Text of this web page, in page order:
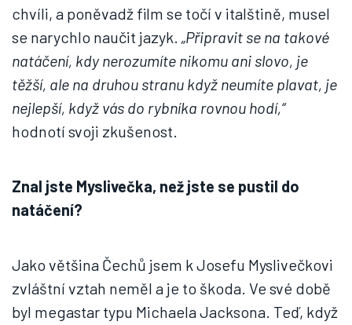
chvíli, a poněvadž film se točí v italštině, musel
se narychlo naučit jazyk. „Připravit se na takové
natáčení, kdy nerozumíte nikomu ani slovo, je
těžší, ale na druhou stranu když neumíte plavat, je
nejlepší, když vás do rybníka rovnou hodí,“
hodnotí svoji zkušenost.
Znal jste Myslivečka, než jste se pustil do
natáčení?
Jako většina Čechů jsem k Josefu Myslivečkovi
zvláštní vztah neměl a je to škoda. Ve své době
byl megastar typu Michaela Jacksona. Teď, když